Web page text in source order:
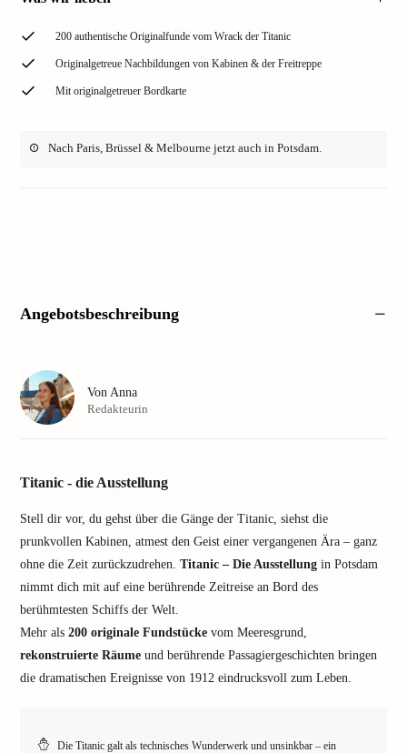
200 authentische Originalfunde vom Wrack der Titanic
Originalgetreue Nachbildungen von Kabinen & der Freitreppe
Mit originalgetreuer Bordkarte
Nach Paris, Brüssel & Melbourne jetzt auch in Potsdam.
Angebotsbeschreibung
Titanic - die Ausstellung
Stell dir vor, du gehst über die Gänge der Titanic, siehst die
prunkvollen Kabinen, atmest den Geist einer vergangenen Ära – ganz
ohne die Zeit zurückzudrehen. Titanic – Die Ausstellung in Potsdam
nimmt dich mit auf eine berührende Zeitreise an Bord des
berühmtesten Schiffs der Welt.
Mehr als 200 originale Fundstücke vom Meeresgrund,
rekonstruierte Räume und berührende Passagiergeschichten bringen
die dramatischen Ereignisse von 1912 eindrucksvoll zum Leben.
Die Titanic galt als technisches Wunderwerk und unsinkbar – ein
Von Anna
Redakteurin